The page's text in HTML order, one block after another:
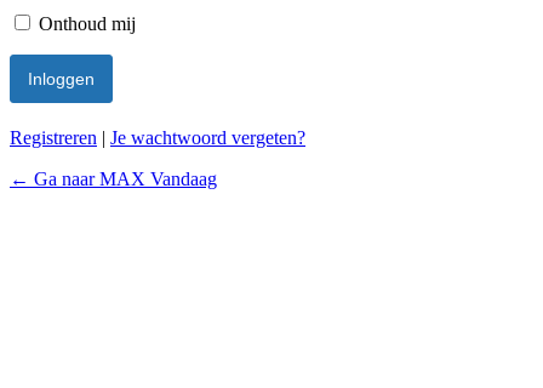
Onthoud mij
Registreren | Je wachtwoord vergeten?
← Ga naar MAX Vandaag